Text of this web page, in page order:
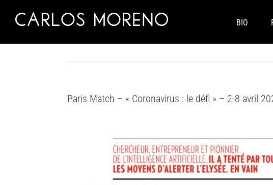
content
BIO
Paris Match – « Coronavirus : le défi » – 2-8 avril